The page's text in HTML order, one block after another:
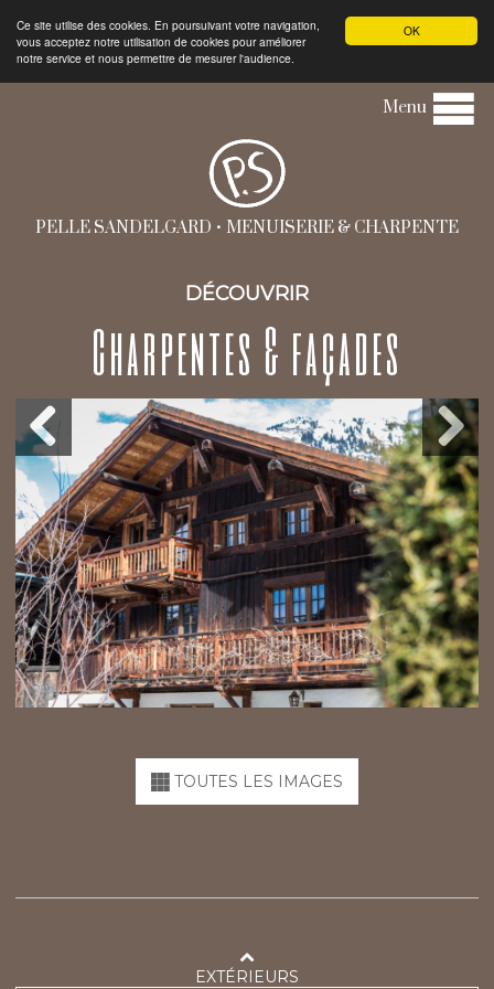
OK
Ce site utilise des cookies. En poursuivant votre navigation,
vous acceptez notre utilisation de cookies pour améliorer
notre service et nous permettre de mesurer l'audience.
PELLE SANDELGARD • MENUISERIE & CHARPENTE
Menu
DÉCOUVRIR
Charpentes & façades
TOUTES LES IMAGES
EXTÉRIEURS